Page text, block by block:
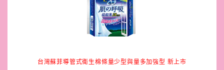
台灣蘇菲導管式衛生棉條量少型與量多加強型 新上市